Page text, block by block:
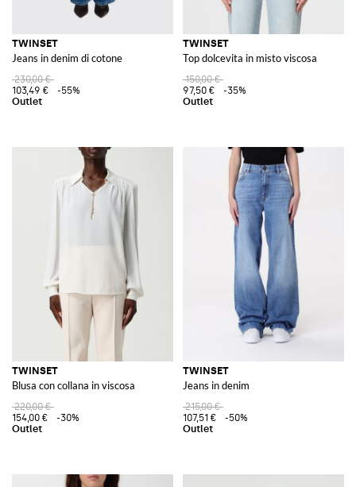
TWINSET
Jeans in denim di cotone
230,00 €
103,49 €
-55%
TWINSET
Top dolcevita in misto viscosa
150,00 €
97,50 €
-35%
TWINSET
Blusa con collana in viscosa
220,00 €
154,00 €
-30%
TWINSET
Jeans in denim
215,00 €
107,51 €
-50%